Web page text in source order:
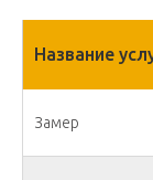
Название
Замер